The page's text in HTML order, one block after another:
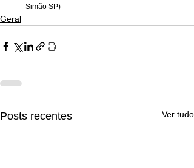
Simão SP)
Geral
Posts recentes Ver tudo